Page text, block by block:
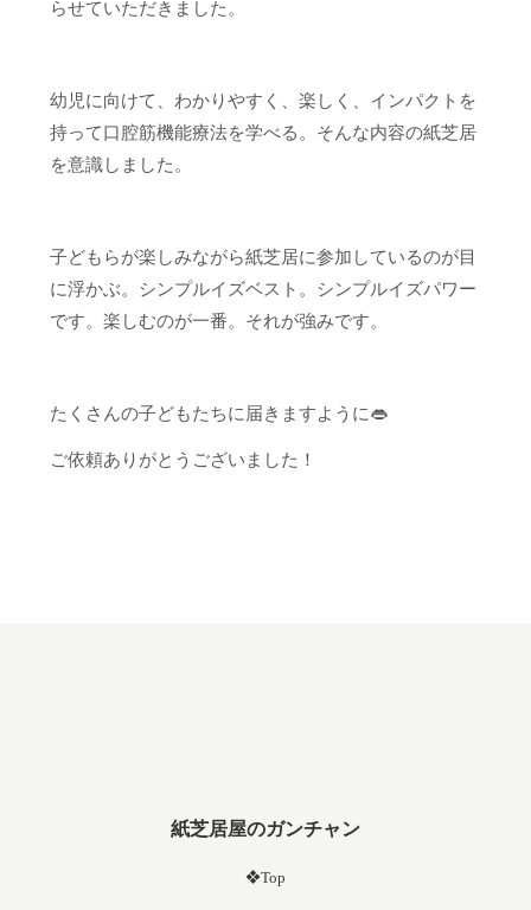
らせていただきました。
幼児に向けて、わかりやすく、楽しく、インパクトを
持って口腔筋機能療法を学べる。そんな内容の紙芝居
を意識しました。
子どもらが楽しみながら紙芝居に参加しているのが目
に浮かぶ。シンプルイズベスト。シンプルイズパワー
です。楽しむのが一番。それが強みです。
たくさんの子どもたちに届きますように👄
ご依頼ありがとうございました！
紙芝居屋のガンチャン
❖Top